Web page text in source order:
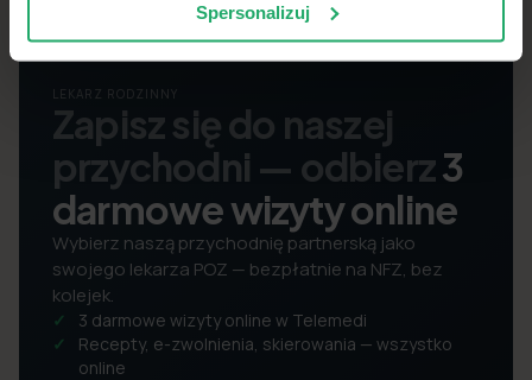
Spersonalizuj
LEKARZ RODZINNY
Zapisz się do naszej
przychodni — odbierz3
darmowe wizyty online
Wybierz naszą przychodnię partnerską jako
swojego lekarza POZ — bezpłatnie na NFZ, bez
kolejek.
3 darmowe wizyty online w Telemedi
Recepty, e-zwolnienia, skierowania — wszystko
online